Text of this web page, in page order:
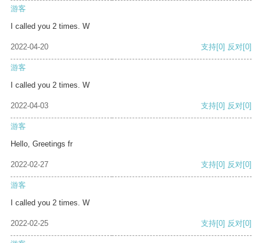
游客
I called you 2 times. W
2022-04-20 支持[0] 反对[0]
游客
I called you 2 times. W
2022-04-03 支持[0] 反对[0]
游客
Hello, Greetings fr
2022-02-27 支持[0] 反对[0]
游客
I called you 2 times. W
2022-02-25 支持[0] 反对[0]